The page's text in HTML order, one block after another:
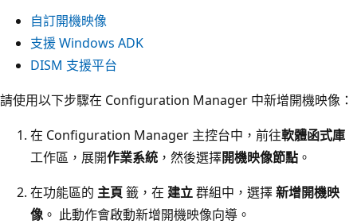
自訂開機映像
支援 Windows ADK
DISM 支援平台
請使用以下步驟在 Configuration Manager 中新增開機映像：
在 Configuration Manager 主控台中，前往軟體函式庫
工作區，展開作業系統 ，然後選擇開機映像節點 。
在功能區的 主頁籤，在 建立群組中，選擇新增開機映
像 。 此動作會啟動新增開機映像向導。